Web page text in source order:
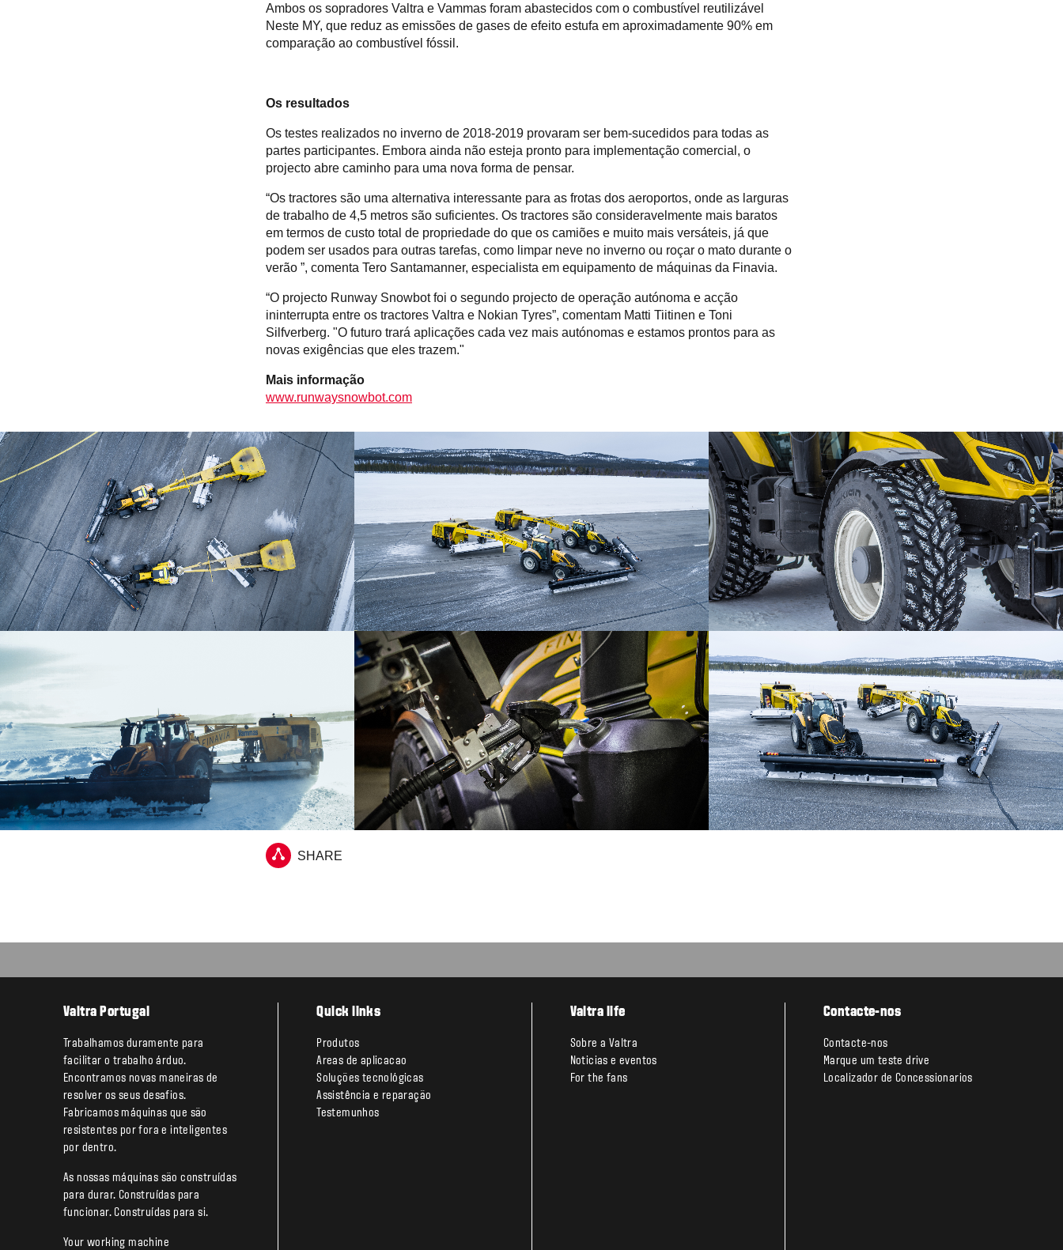
Ambos os sopradores Valtra e Vammas foram abastecidos com o combustível reutilizável
Neste MY, que reduz as emissões de gases de efeito estufa em aproximadamente 90% em
comparação ao combustível fóssil.
Os resultados
Os testes realizados no inverno de 2018-2019 provaram ser bem-sucedidos para todas as
partes participantes. Embora ainda não esteja pronto para implementação comercial, o
projecto abre caminho para uma nova forma de pensar.
“Os tractores são uma alternativa interessante para as frotas dos aeroportos, onde as larguras
de trabalho de 4,5 metros são suficientes. Os tractores são consideravelmente mais baratos
em termos de custo total de propriedade do que os camiões e muito mais versáteis, já que
podem ser usados para outras tarefas, como limpar neve no inverno ou roçar o mato durante o
verão ”, comenta Tero Santamanner, especialista em equipamento de máquinas da Finavia.
“O projecto Runway Snowbot foi o segundo projecto de operação autónoma e acção
ininterrupta entre os tractores Valtra e Nokian Tyres”, comentam Matti Tiitinen e Toni
Silfverberg. "O futuro trará aplicações cada vez mais autónomas e estamos prontos para as
novas exigências que eles trazem."
Mais informação
www.runwaysnowbot.com
SHARE
Valtra Portugal
Trabalhamos duramente para
facilitar o trabalho árduo.
Encontramos novas maneiras de
resolver os seus desafios.
Fabricamos máquinas que são
resistentes por fora e inteligentes
por dentro.
As nossas máquinas são construídas
para durar. Construídas para
funcionar. Construídas para si.
Your working machine
Quick links
Produtos
Areas de aplicacao
Soluções tecnológicas
Assistência e reparação
Testemunhos
Valtra life
Sobre a Valtra
Noticias e eventos
For the fans
Contacte-nos
Contacte-nos
Marque um teste drive
Localizador de Concessionarios